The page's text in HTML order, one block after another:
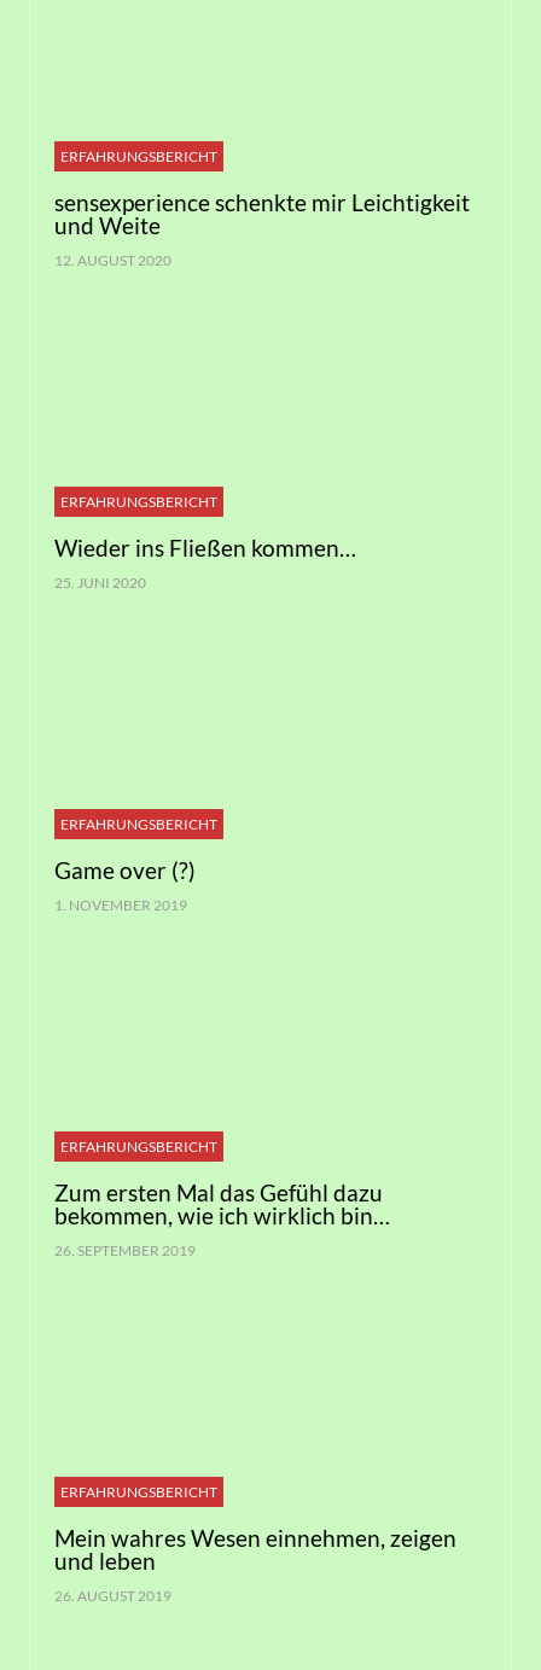
ERFAHRUNGSBERICHT
sensexperience schenkte mir Leichtigkeit
und Weite
12. AUGUST 2020
ERFAHRUNGSBERICHT
Wieder ins Fließen kommen…
25. JUNI 2020
ERFAHRUNGSBERICHT
Game over (?)
1. NOVEMBER 2019
ERFAHRUNGSBERICHT
Zum ersten Mal das Gefühl dazu
bekommen, wie ich wirklich bin…
26. SEPTEMBER 2019
ERFAHRUNGSBERICHT
Mein wahres Wesen einnehmen, zeigen
und leben
26. AUGUST 2019